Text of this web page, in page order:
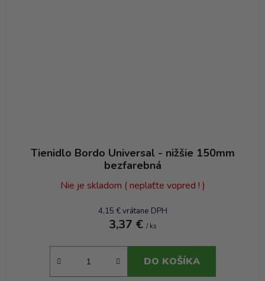
Tienidlo Bordo Universal - nižšie 150mm
bezfarebná
Nie je skladom ( neplaťte vopred ! )
4,15 € vrátane DPH
3,37 € / ks
DO KOŠÍKA